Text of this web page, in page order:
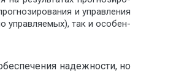
и управления
управляемых), так и особен­
надежности, но